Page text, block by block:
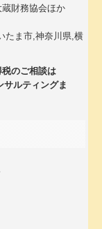
財務協会ほか
たま市,神奈川県,横
のご相談は
ルティングま